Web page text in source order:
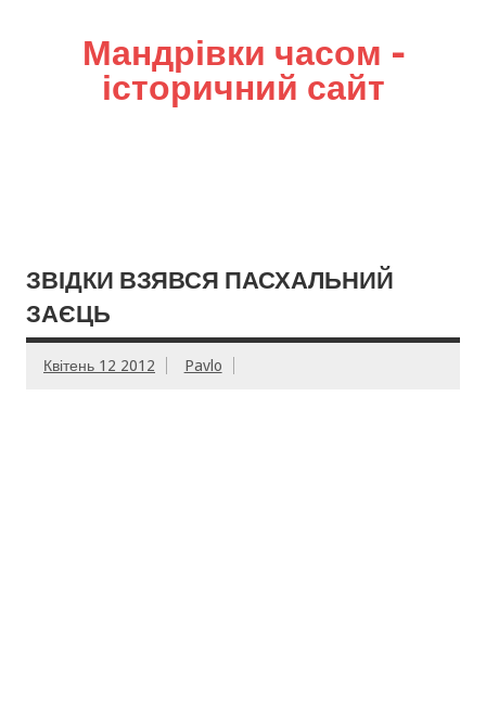
Мандрівки часом –
історичний сайт
ЗВІДКИ ВЗЯВСЯ ПАСХАЛЬНИЙ
ЗАЄЦЬ
Квітень 12 2012 Pavlo